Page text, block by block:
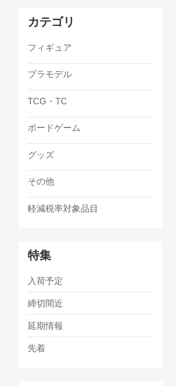
カテゴリ
フィギュア
プラモデル
TCG・TC
ボードゲーム
グッズ
その他
軽減税率対象品目
特集
入荷予定
締切間近
延期情報
先着